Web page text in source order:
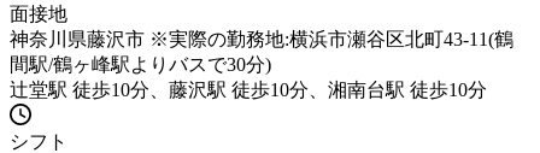
面接地
神奈川県藤沢市 ※実際の勤務地:横浜市瀬谷区北町43-11(鶴
間駅/鶴ヶ峰駅よりバスで30分)
辻堂駅 徒歩10分、藤沢駅 徒歩10分、湘南台駅 徒歩10分
シフト